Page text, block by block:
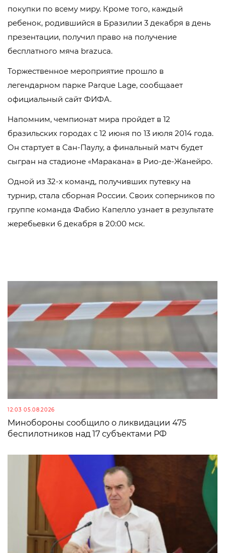
покупки по всему миру. Кроме того, каждый
ребенок, родившийся в Бразилии 3 декабря в день
презентации, получил право на получение
бесплатного мяча brazuca.
Торжественное мероприятие прошло в
легендарном парке Parque Lage, сообщаает
официальный сайт ФИФА.
Напомним, чемпионат мира пройдет в 12
бразильских городах с 12 июня по 13 июля 2014 года.
Он стартует в Сан-Паулу, а финальный матч будет
сыгран на стадионе «Маракана» в Рио-де-Жанейро.
Одной из 32-х команд, получивших путевку на
турнир, стала сборная России. Своих соперников по
группе команда Фабио Капелло узнает в результате
жеребьевки 6 декабря в 20:00 мск.
12:03 05.08.2026
Минобороны сообщило о ликвидации 475
беспилотников над 17 субъектами РФ